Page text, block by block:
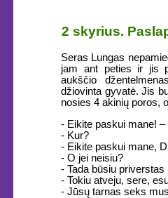
2 skyrius.
Seras Lungas
jam ant peties ir jis
aukščio
džiovinta gyvatė. Jis
nosies 4 akinių poros,
- Eikite paskui mane!
- Kur?
- Eikite paskui mane,
- O jei neisiu?
- Tada būsiu
- Tokiu atveju, sere,
- Jūsų tarnas seks